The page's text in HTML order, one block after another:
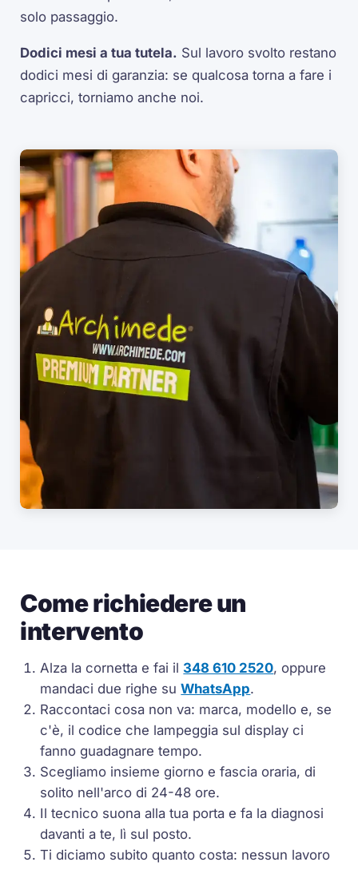
solo passaggio.
Dodici mesi a tua tutela. Sul lavoro svolto restano
dodici mesi di garanzia: se qualcosa torna a fare i
capricci, torniamo anche noi.
Come richiedere un
intervento
Alza la cornetta e fai il 348 610 2520, oppure
mandaci due righe suWhatsApp.
Raccontaci cosa non va: marca, modello e, se
c'è, il codice che lampeggia sul display ci
fanno guadagnare tempo.
Scegliamo insieme giorno e fascia oraria, di
solito nell'arco di 24-48 ore.
Il tecnico suona alla tua porta e fa la diagnosi
davanti a te, lì sul posto.
Ti diciamo subito quanto costa: nessun lavoro